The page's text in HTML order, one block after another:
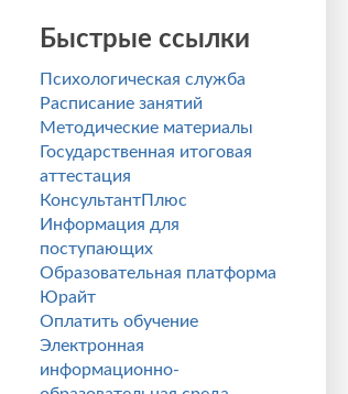
Быстрые ссылки
Психологическая служба
Расписание занятий
Методические материалы
Государственная итоговая
аттестация
КонсультантПлюс
Информация для
поступающих
Образовательная платформа
Юрайт
Оплатить обучение
Электронная
информационно-